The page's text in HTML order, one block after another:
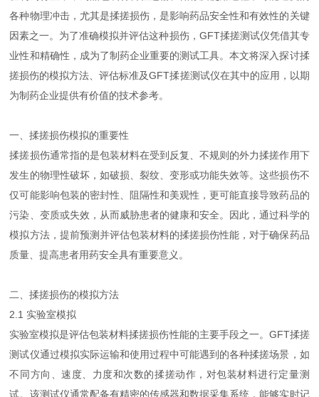
各种物理冲击，尤其是揉搓损伤，是影响药品安全性和有效性的关键
因素之一。为了准确模拟并评估这种损伤，GFT揉搓测试仪凭借其专
业性和精确性，成为了制药企业重要的测试工具。本文将深入探讨揉
搓损伤的模拟方法、评估标准及GFT揉搓测试仪在其中的应用，以期
为制药企业提供有价值的技术参考。
一、揉搓损伤模拟的重要性
揉搓损伤通常指的是包装材料在受到反复、不规则的外力揉搓作用下
发生的物理性破坏，如破损、裂纹、变形或功能失效等。这些损伤不
仅可能影响包装的密封性、阻隔性和美观性，更可能直接导致药品的
污染、变质或失效，从而威胁患者的健康和安全。因此，通过科学的
模拟方法，提前预测并评估包装材料的揉搓损伤性能，对于确保药品
质量、提高患者用药安全具有重要意义。
二、揉搓损伤的模拟方法
2.1 实验室模拟
实验室模拟是评估包装材料揉搓损伤性能的主要手段之一。GFT揉搓
测试仪通过模拟实际运输和使用过程中可能遇到的各种揉搓场景，如
不同方向、速度、力度和次数的揉搓动作，对包装材料进行定量测
试。该测试仪通常配备有精密的传感器和数据采集系统，能够实时记